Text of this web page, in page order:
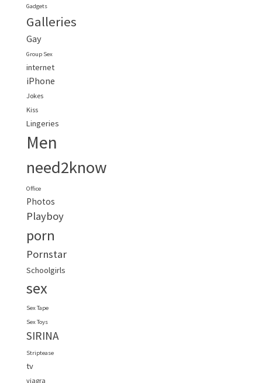
Gadgets
Galleries
Gay
Group Sex
internet
iPhone
Jokes
Kiss
Lingeries
Men
need2know
Office
Photos
Playboy
porn
Pornstar
Schoolgirls
sex
Sex Tape
Sex Toys
SIRINA
Striptease
tv
viagra